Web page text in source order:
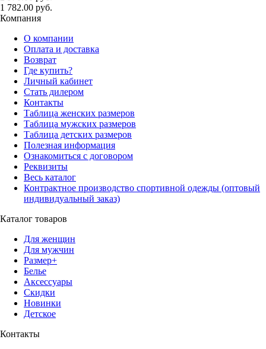
1 782.00 руб.
Компания
О компании
Оплата и доставка
Возврат
Где купить?
Личный кабинет
Стать дилером
Контакты
Таблица женских размеров
Таблица мужских размеров
Таблица детских размеров
Полезная информация
Ознакомиться с договором
Реквизиты
Весь каталог
Контрактное производство спортивной одежды (оптовый
индивидуальный заказ)
Каталог товаров
Для женщин
Для мужчин
Размер+
Белье
Аксессуары
Скидки
Новинки
Детское
Контакты